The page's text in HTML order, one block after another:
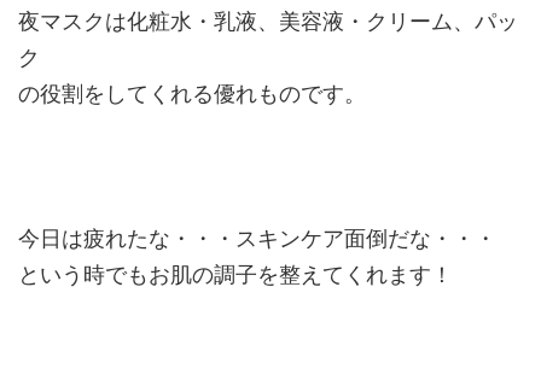
夜マスクは化粧水・乳液、美容液・クリーム、パッ
ク
の役割をしてくれる優れものです。
今日は疲れたな・・・スキンケア面倒だな・・・
という時でもお肌の調子を整えてくれます！